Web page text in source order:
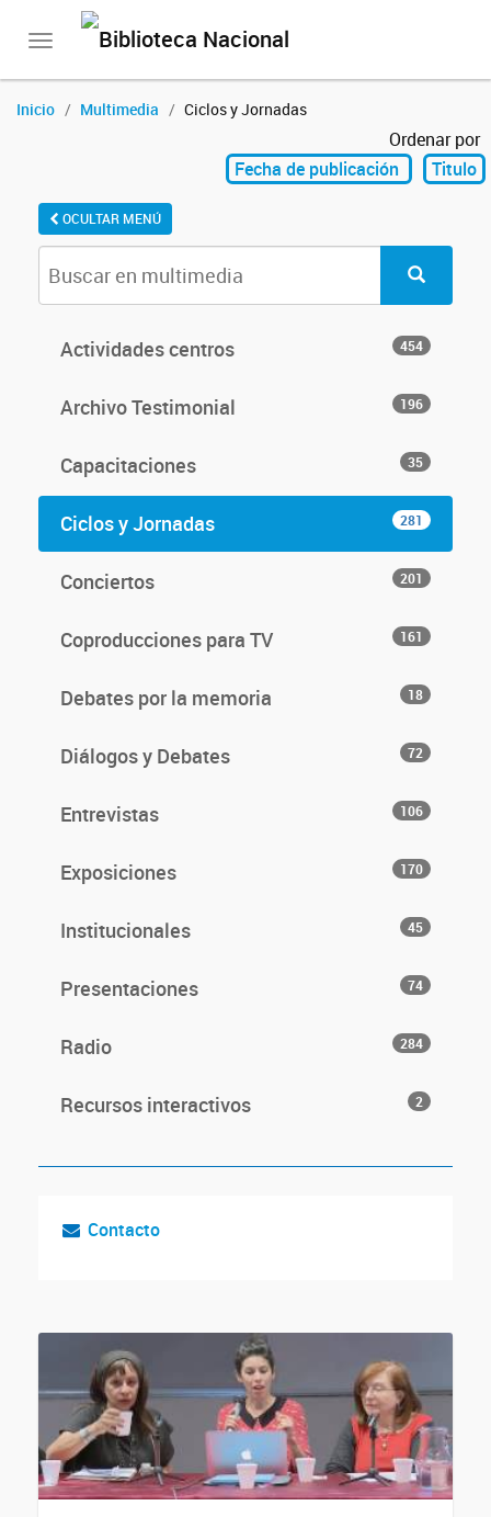
Toggle
Inicio Multimedia Ciclos y Jornadas
Ordenar por
Fecha de publicación
Titulo
OCULTAR MENÚ
Actividades centros 454
Archivo Testimonial 196
Capacitaciones 35
Ciclos y Jornadas 281
Conciertos 201
Coproducciones para TV 161
Debates por la memoria 18
Diálogos y Debates 72
Entrevistas 106
Exposiciones 170
Institucionales 45
Presentaciones 74
Radio 284
Recursos interactivos 2
Contacto